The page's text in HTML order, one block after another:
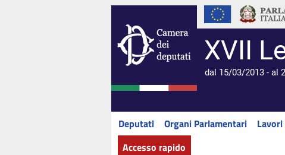
XVII
dal 15/03/2013 - al
Deputati Organi Parlamentari Lavori
Accesso rapido